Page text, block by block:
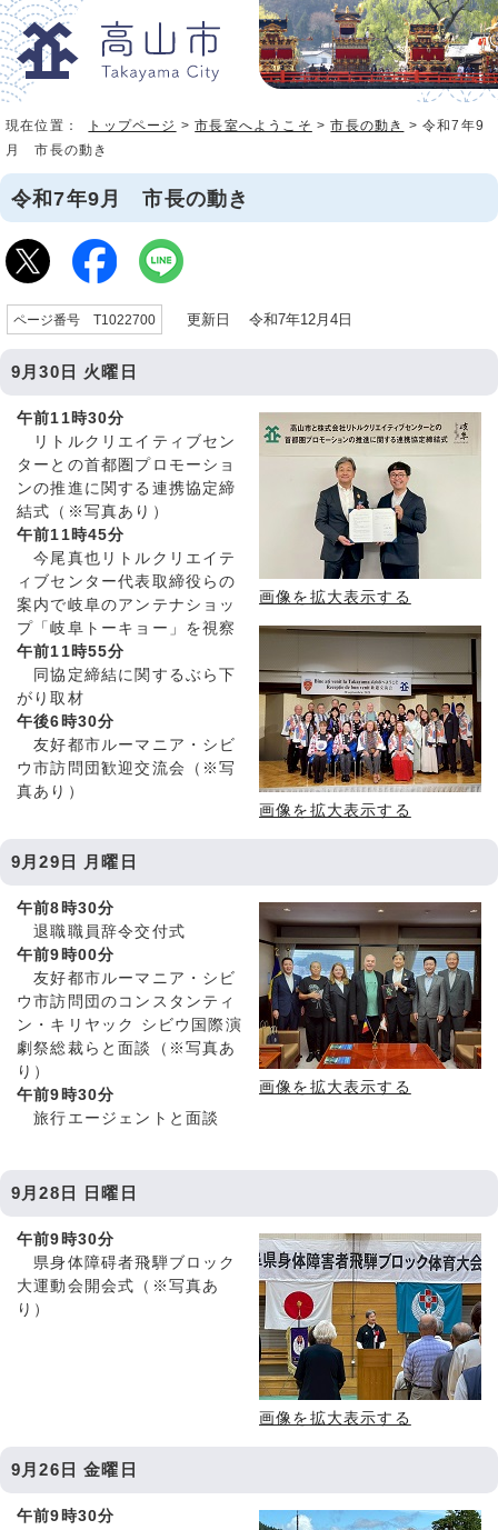
現在位置： トップページ >市長室へようこそ >市長の動き > 令和7年9
月 市長の動き
令和7年9月 市長の動き
ページ番号 T1022700 更新日 令和7年12月4日
9月30日 火曜日
画像を拡大表示する
画像を拡大表示する
午前11時30分
リトルクリエイティブセン
ターとの首都圏プロモーショ
ンの推進に関する連携協定締
結式（※写真あり）
午前11時45分
今尾真也リトルクリエイテ
ィブセンター代表取締役らの
案内で岐阜のアンテナショッ
プ「岐阜トーキョー」を視察
午前11時55分
同協定締結に関するぶら下
がり取材
午後6時30分
友好都市ルーマニア・シビ
ウ市訪問団歓迎交流会（※写
真あり）
9月29日 月曜日
画像を拡大表示する
午前8時30分
退職職員辞令交付式
午前9時00分
友好都市ルーマニア・シビ
ウ市訪問団のコンスタンティ
ン・キリヤック シビウ国際演
劇祭総裁らと面談（※写真あ
り）
午前9時30分
旅行エージェントと面談
9月28日 日曜日
画像を拡大表示する
午前9時30分
県身体障碍者飛騨ブロック
大運動会開会式（※写真あ
り）
9月26日 金曜日
午前9時30分